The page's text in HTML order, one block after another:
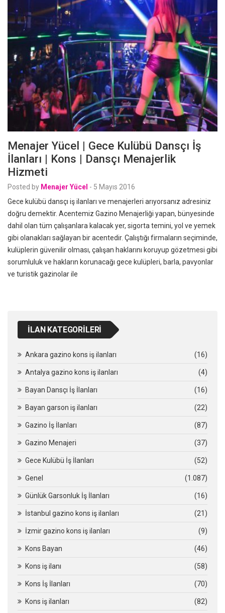
Menajer Yücel | Gece Kulübü Dansçı İş
İlanları | Kons | Dansçı Menajerlik
Hizmeti
Posted by Menajer Yücel - 5 Mayıs 2016
Gece kulübü dansçı iş ilanları ve menajerleri arıyorsanız adresiniz
doğru demektir. Acentemiz Gazino Menajerliği yapan, bünyesinde
dahil olan tüm çalışanlara kalacak yer, sigorta temini, yol ve yemek
gibi olanakları sağlayan bir acentedir. Çalıştığı firmaların seçiminde,
kulüplerin güvenilir olması, çalışan haklarını koruyup gözetmesi gibi
sorumluluk ve hakların korunacağı gece kulüpleri, barla, pavyonlar
ve turistik gazinolar ile
İLAN KATEGORILERI
Ankara gazino kons iş ilanları (16)
Antalya gazino kons iş ilanları (4)
Bayan Dansçı İş İlanları (16)
Bayan garson iş ilanları (22)
Gazino İş İlanları (87)
Gazino Menajeri (37)
Gece Kulübü İş İlanları (52)
Genel (1.087)
Günlük Garsonluk İş İlanları (16)
İstanbul gazino kons iş ilanları (21)
İzmir gazino kons iş ilanları (9)
Kons Bayan (46)
Kons iş ilanı (58)
Kons İş İlanları (70)
Kons iş ilanları (82)